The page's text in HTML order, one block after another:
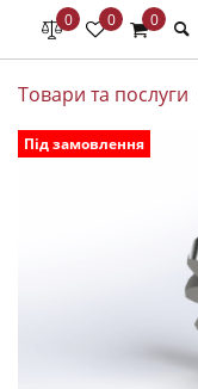
0 0 0
Товари та послуги
Під замовлення